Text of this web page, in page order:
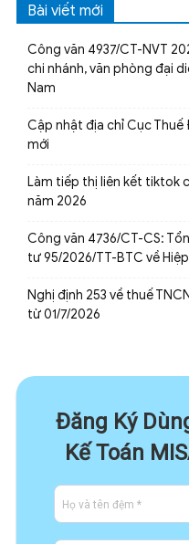
Bài viết mới
Công văn 4937/CT-NVT
chi nhánh, văn phòng đại
Nam
Cập nhật địa chỉ Cục Thuế
mới
Làm tiếp thị liên kết tiktok
năm 2026
Công văn 4736/CT-CS:
tư 95/2026/TT-BTC về
Nghị định 253 về thuế
từ 01/7/2026
Đăng Ký
Kế Toán